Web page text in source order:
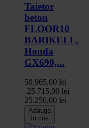
Taietor
beton
FLOOR10
BARIKELL,
Honda
GX690,...
50.965,00 lei
-25.715,00 lei
25.250,00 lei
Adauga
in cos